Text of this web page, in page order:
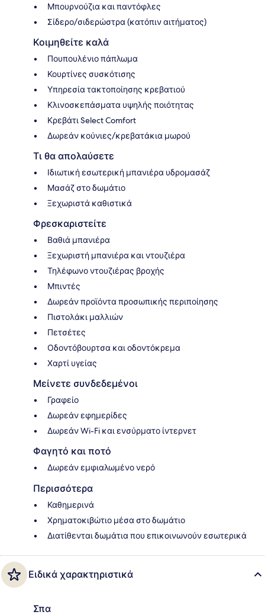
Μπουρνούζια και παντόφλες
Σίδερο/σιδερώστρα (κατόπιν αιτήματος)
Κοιμηθείτε καλά
Πουπουλένιο πάπλωμα
Κουρτίνες συσκότισης
Υπηρεσία τακτοποίησης κρεβατιού
Κλινοσκεπάσματα υψηλής ποιότητας
Κρεβάτι Select Comfort
Δωρεάν κούνιες/κρεβατάκια μωρού
Τι θα απολαύσετε
Ιδιωτική εσωτερική μπανιέρα υδρομασάζ
Μασάζ στο δωμάτιο
Ξεχωριστά καθιστικά
Φρεσκαριστείτε
Βαθιά μπανιέρα
Ξεχωριστή μπανιέρα και ντουζιέρα
Τηλέφωνο ντουζιέρας βροχής
Μπιντές
Δωρεάν προϊόντα προσωπικής περιποίησης
Πιστολάκι μαλλιών
Πετσέτες
Οδοντόβουρτσα και οδοντόκρεμα
Χαρτί υγείας
Μείνετε συνδεδεμένοι
Γραφείο
Δωρεάν εφημερίδες
Δωρεάν Wi-Fi και ενσύρματο ίντερνετ
Φαγητό και ποτό
Δωρεάν εμφιαλωμένο νερό
Περισσότερα
Καθημερινά
Χρηματοκιβώτιο μέσα στο δωμάτιο
Διατίθενται δωμάτια που επικοινωνούν εσωτερικά
Ειδικά χαρακτηριστικά
Σπα